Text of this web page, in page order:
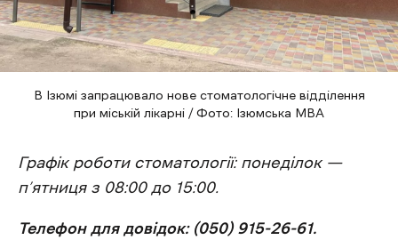
В Ізюмі запрацювало нове стоматологічне відділення
при міській лікарні / Фото: Ізюмська МВА
Графік роботи стоматології: понеділок —
п’ятниця з 08:00 до 15:00.
Телефон для довідок: (050) 915-26-61.